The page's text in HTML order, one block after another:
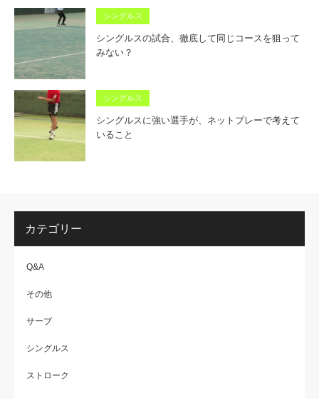
シングルス
シングルスの試合、徹底して同じコースを狙って
みない？
シングルス
シングルスに強い選手が、ネットプレーで考えて
いること
カテゴリー
Q&A
その他
サーブ
シングルス
ストローク